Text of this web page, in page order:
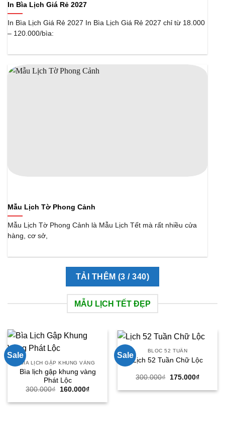
In Bìa Lịch Giá Rẻ 2027
In Bìa Lịch Giá Rẻ 2027 In Bìa Lịch Giá Rẻ 2027 chỉ từ 18.000
– 120.000/bìa:
Mẫu Lịch Tờ Phong Cảnh
Mẫu Lịch Tờ Phong Cảnh là Mẫu Lịch Tết mà rất nhiều cửa
hàng, cơ sở,
TẢI THÊM (3 / 340)
MẪU LỊCH TẾT ĐẸP
Sale
BÌA LỊCH GẬP KHUNG VÀNG
Bìa lịch gập khung vàng
Phát Lộc
300.000₫
Giá
là:
160.000₫Giá
tại
Sale
BLOC 52 TUẦN
Lịch 52 Tuần Chữ Lộc
300.000₫
Giá
là:
175.000₫Giá
tại